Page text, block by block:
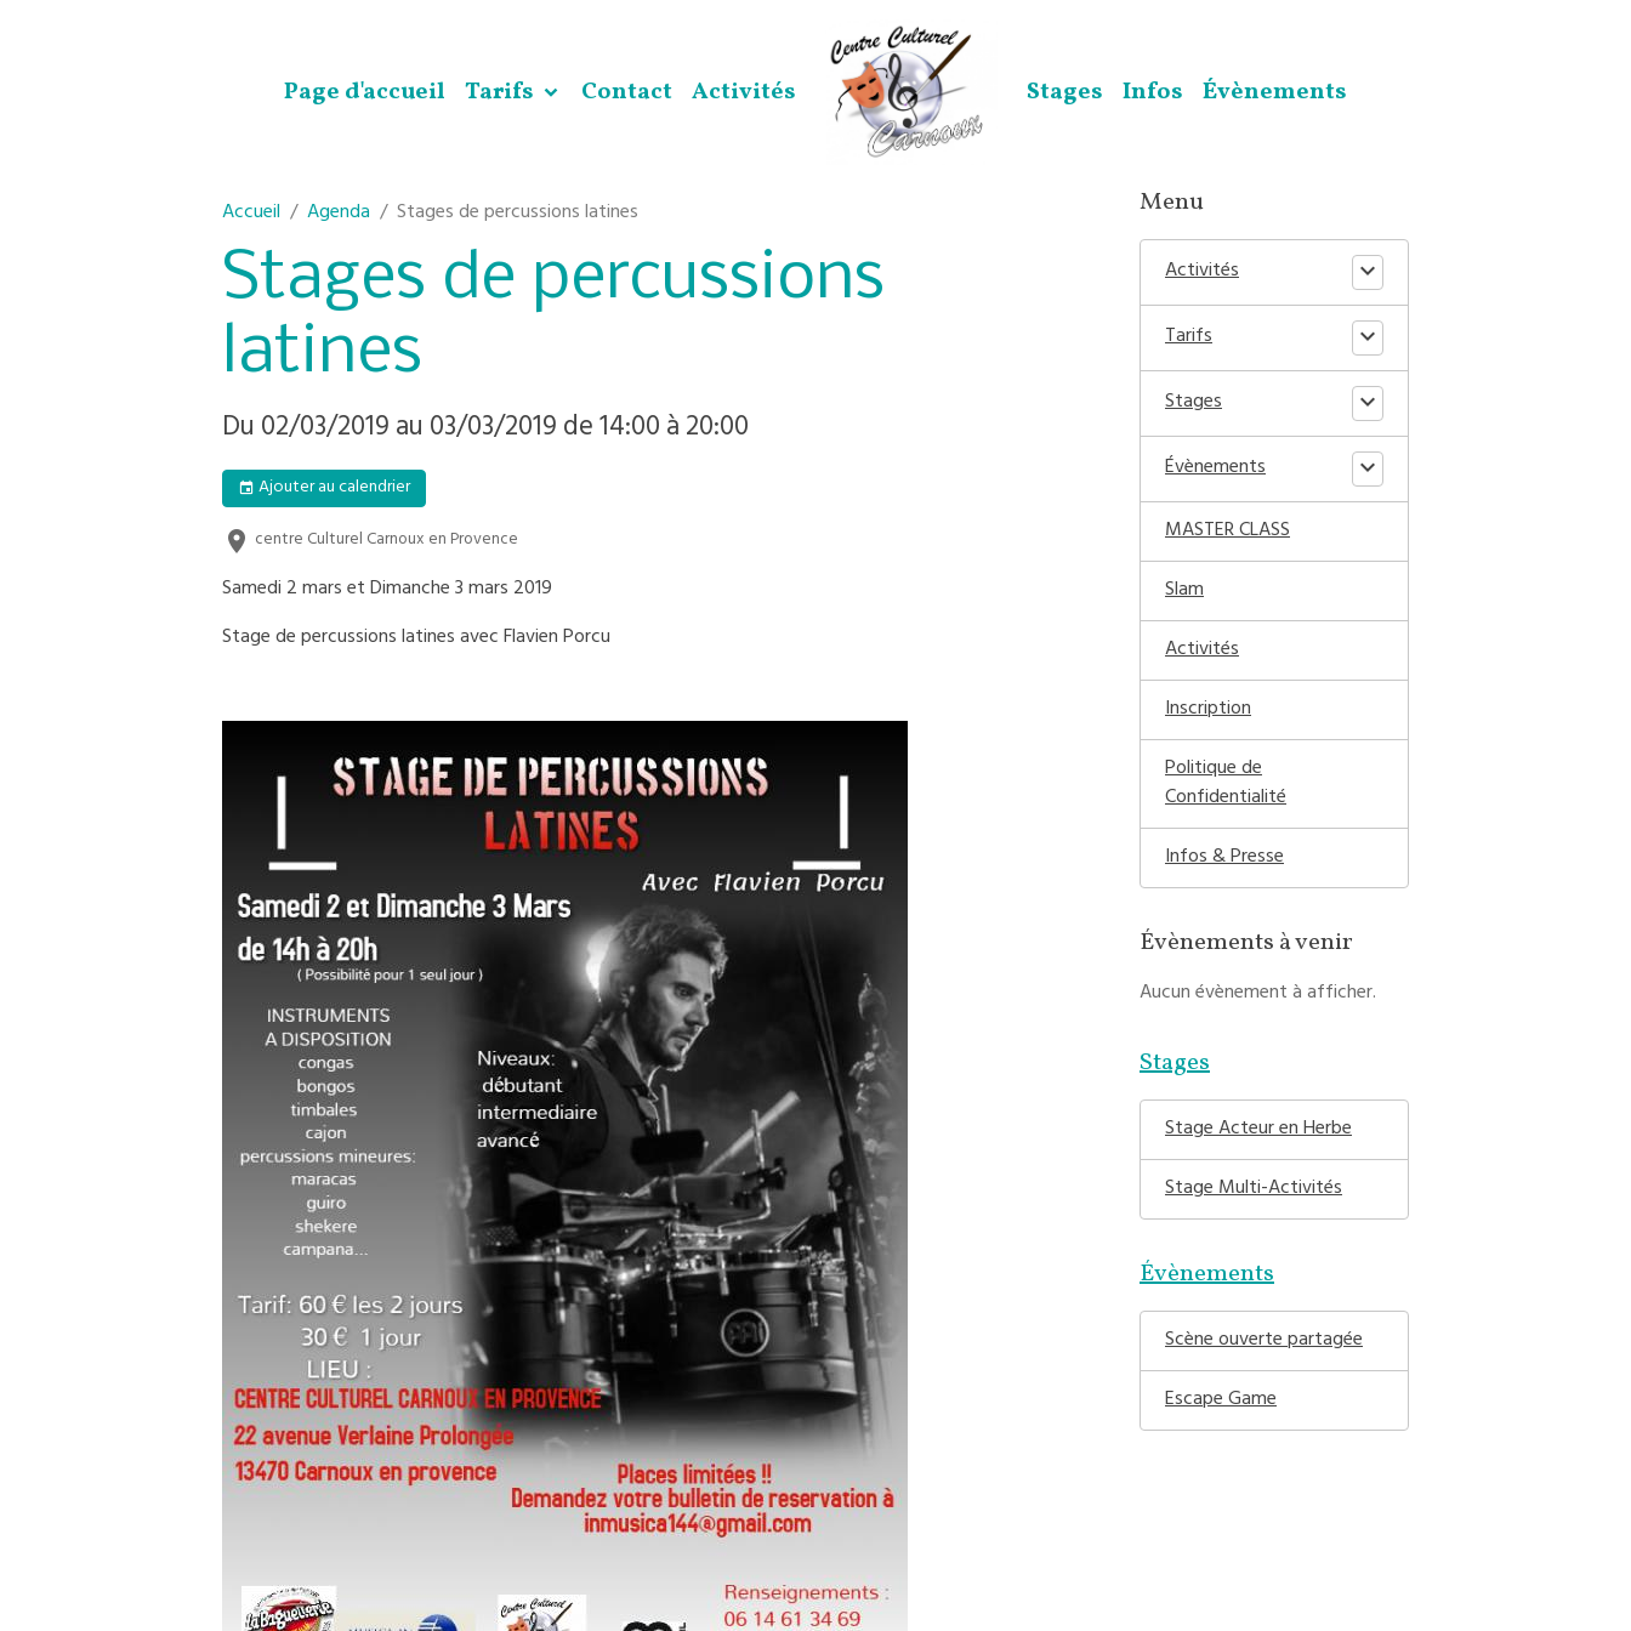
Page d'accueil Tarifs Contact Activités Stages Infos Évènements
Accueil Agenda Stages de percussions latines
Stages de percussions
latines
Du 02/03/2019au 03/03/2019de 14:00à 20:00
Ajouter au calendrier
centre Culturel Carnoux en Provence
Samedi 2 mars et Dimanche 3 mars 2019
Stage de percussions latines avec Flavien Porcu
Menu
Activités
Tarifs
Stages
Évènements
MASTER CLASS
Slam
Activités
Inscription
Politique de
Confidentialité
Infos & Presse
Évènements à venir
Aucun évènement à afficher.
Stages
Stage Acteur en Herbe
Stage Multi-Activités
Évènements
Scène ouverte partagée
Escape Game